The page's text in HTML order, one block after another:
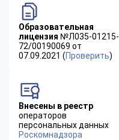
Образовательная
лицензия №Л035-01215-
72/00190069 от
07.09.2021 (Проверить)
Внесены в реестр
операторов
персональных данных
Роскомнадзора